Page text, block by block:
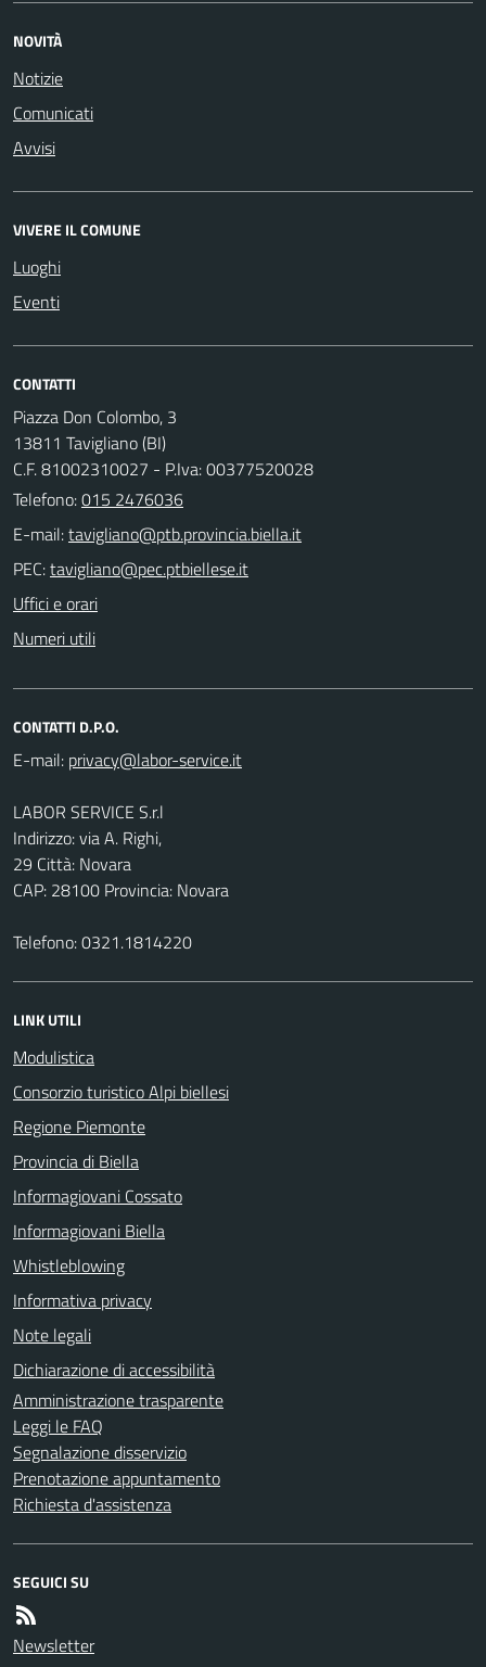
NOVITÀ
Notizie
Comunicati
Avvisi
VIVERE IL COMUNE
Luoghi
Eventi
CONTATTI
Piazza Don Colombo, 3
13811 Tavigliano (BI)
C.F. 81002310027 - P.Iva: 00377520028
Telefono:015 2476036
E-mail:
PEC:
Uffici e orari
Numeri utili
CONTATTI D.P.O.
E-mail:
LABOR SERVICE S.r.l
Indirizzo: via A. Righi,
29 Città: Novara
CAP: 28100 Provincia: Novara
Telefono: 0321.1814220
LINK UTILI
Modulistica
Consorzio turistico Alpi biellesi
Regione Piemonte
Provincia di Biella
Informagiovani Cossato
Informagiovani Biella
Whistleblowing
Informativa privacy
Note legali
Dichiarazione di accessibilità
Amministrazione trasparente
Leggi le FAQ
Segnalazione disservizio
Prenotazione appuntamento
Richiesta d'assistenza
SEGUICI SU
Newsletter